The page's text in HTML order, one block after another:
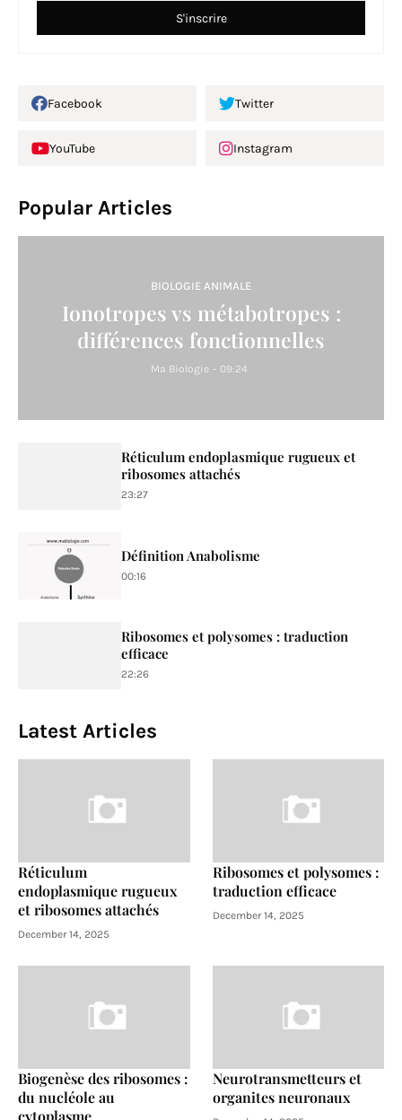
Facebook Twitter
YouTube Instagram
Popular Articles
BIOLOGIE ANIMALE
Ionotropes vs métabotropes :
différences fonctionnelles
Ma Biologie - 09:24
Réticulum endoplasmique rugueux et
ribosomes attachés
23:27
Définition Anabolisme
00:16
Ribosomes et polysomes : traduction
efficace
22:26
Latest Articles
Réticulum
endoplasmique rugueux
et ribosomes attachés
December 14, 2025
Ribosomes et polysomes :
traduction efficace
December 14, 2025
Biogenèse des ribosomes :
du nucléole au
cytoplasme
Neurotransmetteurs et
organites neuronaux